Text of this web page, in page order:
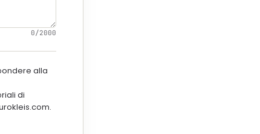
0/2000
alla
di